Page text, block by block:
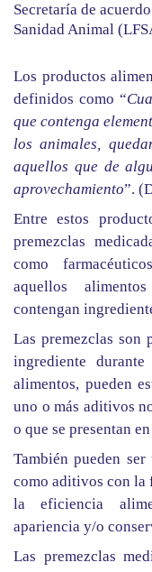
Secretaría de
Sanidad Animal
Los productos
definidos como “
que contenga
los animales,
aquellos que de
aprovechamiento”.
Entre estos
premezclas
como
aquellos
contengan
Las premezclas son
ingrediente
alimentos, pueden
uno o más aditivos
o que se presentan
También pueden
como aditivos con la
la eficiencia
apariencia y/o
Las premezclas